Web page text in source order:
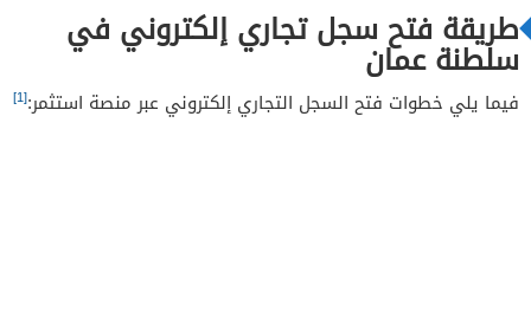
طريقة فتح سجل تجاري إلكتروني في
سلطنة عمان
فيما يلي خطوات فتح السجل التجاري إلكتروني عبر منصة استثمر:[1]